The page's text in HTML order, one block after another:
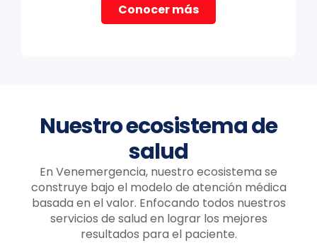
Conocer más
Nuestro ecosistema de
salud
En Venemergencia, nuestro ecosistema se
construye bajo el modelo de atención médica
basada en el valor. Enfocando todos nuestros
servicios de salud en lograr los mejores
resultados para el paciente.